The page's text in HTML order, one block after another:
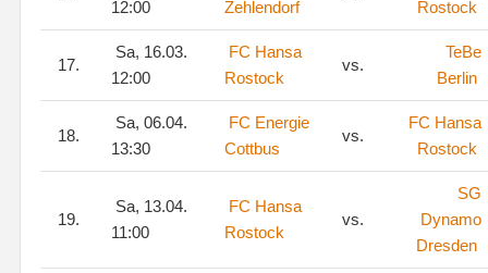
12:00
Zehlendorf
Rostock
17.
Sa, 16.03.
12:00
FC Hansa
Rostock
vs.
TeBe
Berlin
18.
Sa, 06.04.
13:30
FC Energie
Cottbus
vs.
FC Hansa
Rostock
19.
Sa, 13.04.
11:00
FC Hansa
Rostock
vs.
SG
Dynamo
Dresden